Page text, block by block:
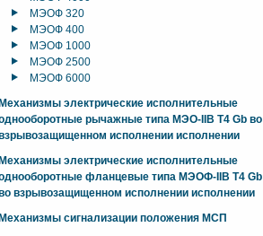
МЭОФ 320
МЭОФ 400
МЭОФ 1000
МЭОФ 2500
МЭОФ 6000
Механизмы электрические исполнительные
рычажные типа МЭО-IIB T4 Gb во
исполнении исполнении
Механизмы электрические исполнительные
фланцевые типа МЭОФ-IIB T4 Gb
взрывозащищенном исполнении исполнении
Механизмы сигнализации положения МСП